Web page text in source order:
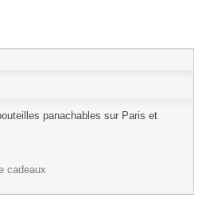
panachables sur Paris et
cadeaux